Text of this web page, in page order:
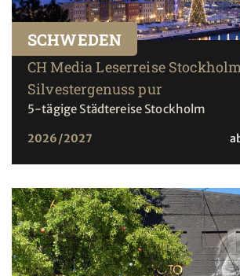
SCHWEDEN
CH Media Leserreise
Silvestergenuss pur
5-tägige Städtereise Stockholm
2026/2027